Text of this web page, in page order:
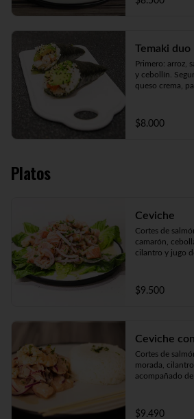
Temaki duo
Primero: arroz,
y cebollín.
queso crema,
$8.000
Platos
Ceviche
Cortes de
camarón,
cilantro y jugo
$9.500
Ceviche
Cortes de
morada,
acompañado
$9.490